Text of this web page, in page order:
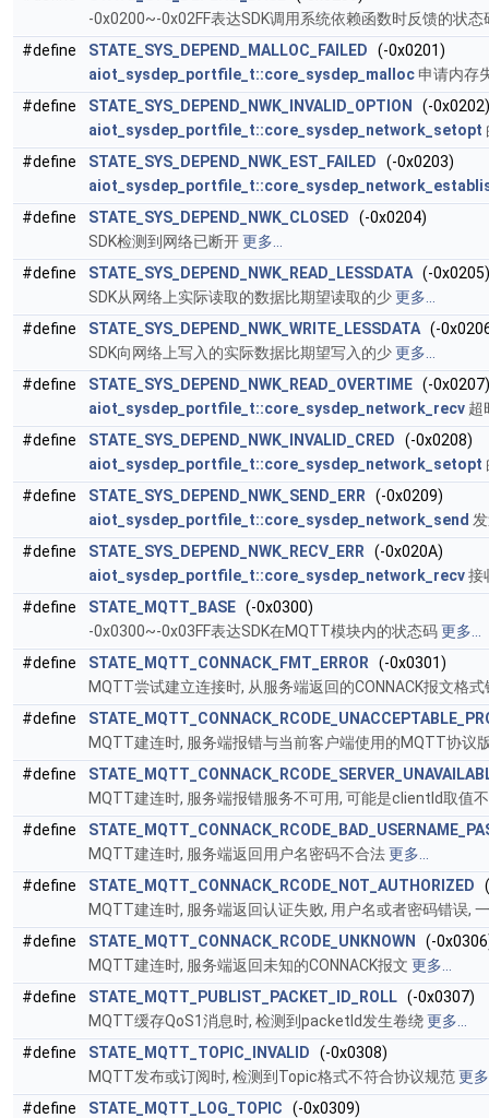
-0x0200~-0x02FF表达SDK调用系统依赖函数时反馈的状
#define
STATE_SYS_DEPEND_MALLOC_FAILED (-0x0201)
aiot_sysdep_portfile_t::core_sysdep_malloc申请内存
#define
STATE_SYS_DEPEND_NWK_INVALID_OPTION
(-0x0202)
aiot_sysdep_portfile_t::core_sysdep_network_setopt
#define
STATE_SYS_DEPEND_NWK_EST_FAILED (-0x0203)
#define
STATE_SYS_DEPEND_NWK_CLOSED (-0x0204)
SDK检测到网络已断开更多...
#define
STATE_SYS_DEPEND_NWK_READ_LESSDATA (-0x0205)
SDK从网络上实际读取的数据比期望读取的少更多...
#define
STATE_SYS_DEPEND_NWK_WRITE_LESSDATA (-
SDK向网络上写入的实际数据比期望写入的少更多...
#define
STATE_SYS_DEPEND_NWK_READ_OVERTIME (-0x0207)
aiot_sysdep_portfile_t::core_sysdep_network_recv 超
#define
STATE_SYS_DEPEND_NWK_INVALID_CRED (-0x0208)
aiot_sysdep_portfile_t::core_sysdep_network_setopt
#define
STATE_SYS_DEPEND_NWK_SEND_ERR (-0x0209)
aiot_sysdep_portfile_t::core_sysdep_network_send
#define
STATE_SYS_DEPEND_NWK_RECV_ERR (-0x020A)
aiot_sysdep_portfile_t::core_sysdep_network_recv接
#define
STATE_MQTT_BASE (-0x0300)
-0x0300~-0x03FF表达SDK在MQTT模块内的状态码更多...
#define
STATE_MQTT_CONNACK_FMT_ERROR (-0x0301)
MQTT尝试建立连接时, 从服务端返回的CONNACK报文格
#define
MQTT建连时, 服务端报错与当前客户端使用的MQTT协议
#define
MQTT建连时, 服务端报错服务不可用, 可能是clientId取值
#define
MQTT建连时, 服务端返回用户名密码不合法更多...
#define
STATE_MQTT_CONNACK_RCODE_NOT_AUTHORIZED
MQTT建连时, 服务端返回认证失败, 用户名或者密码错误,
#define
STATE_MQTT_CONNACK_RCODE_UNKNOWN
(-
MQTT建连时, 服务端返回未知的CONNACK报文 更多...
#define
STATE_MQTT_PUBLIST_PACKET_ID_ROLL (-0x0307)
MQTT缓存QoS1消息时, 检测到packetId发生卷绕更多...
#define
STATE_MQTT_TOPIC_INVALID (-0x0308)
MQTT发布或订阅时, 检测到Topic格式不符合协议规范更
#define
STATE_MQTT_LOG_TOPIC (-0x0309)